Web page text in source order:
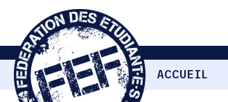
ACCUEIL